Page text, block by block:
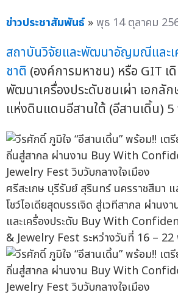
ข่าวประชาสัมพันธ์ »พุธ 14 ตุลาคม
สถาบันวิจัยและพัฒนาอัญมณีและเ
ชาติ (องค์การมหาชน) หรือ GIT เ
พัฒนาเครื่องประดับชนเผ่า เอก
แห่งดินแดนอีสานใต้ (อีสานเดิ้น) 5
ศรีสะเกษ บุรีรัมย์ สุรินทร์ นครราชสีมา
โชว์ไอเดียสุดบรรเจิด สู่เวทีสากล ผ่าน
และเครื่องประดับ Buy With
& Jewelry Fest ระหว่างวันที่ 16 –